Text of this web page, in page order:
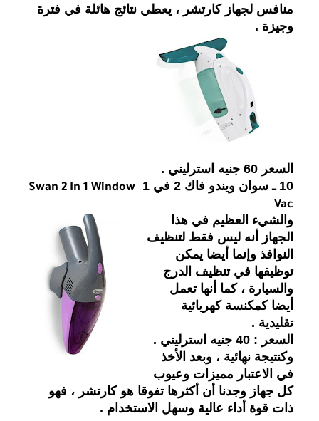
منافس لجهاز كارتشر ، يعطي نتائج هائلة في فترة
وجيزة .
السعر 60 جنيه استرليني .
10 ـ سوان ويندو فاك 2 في 1
Swan 2 In 1 Window
Vac
والشيء العظيم في هذا
الجهاز أنه ليس فقط لتنظيف
النوافذ وإنما أيضا يمكن
توظيفها في تنظيف الدرج
والسيارة ، كما أنها تعمل
أيضا كمكنسة كهربائية
تقليدية .
السعر : 40 جنيه استرليني .
وكنتيجة نهائية ، وبعد الأخذ
في الاعتبار مميزات وعيوب
كل جهاز وجدنا أن أكثرها تفوقا هو كارتشر ، فهو
ذات قوة أداء عالية وسهل الاستخدام .